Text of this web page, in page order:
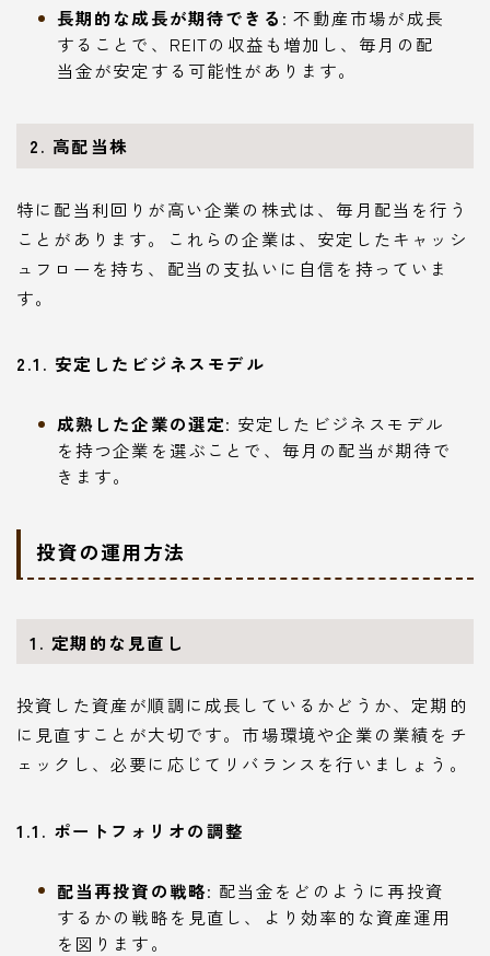
長期的な成長が期待できる : 不動産市場が成長
することで、REITの収益も増加し、毎月の配
当金が安定する可能性があります。
2. 高配当株
特に配当利回りが高い企業の株式は、毎月配当を行う
ことがあります。これらの企業は、安定したキャッシ
ュフローを持ち、配当の支払いに自信を持っていま
す。
2.1. 安定したビジネスモデル
成熟した企業の選定: 安定したビジネスモデル
を持つ企業を選ぶことで、毎月の配当が期待で
きます。
投資の運用方法
1. 定期的な見直し
投資した資産が順調に成長しているかどうか、定期的
に見直すことが大切です。市場環境や企業の業績をチ
ェックし、必要に応じてリバランスを行いましょう。
1.1. ポートフォリオの調整
配当再投資の戦略: 配当金をどのように再投資
するかの戦略を見直し、より効率的な資産運用
を図ります。